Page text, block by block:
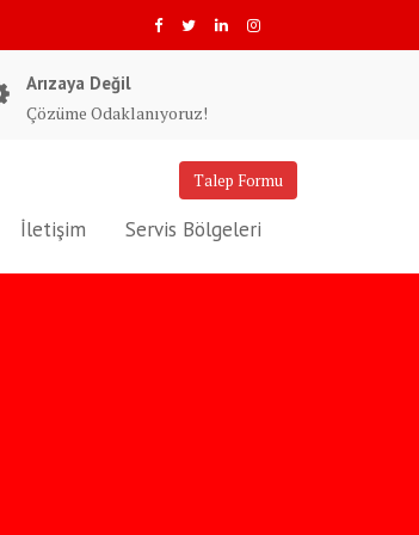
Arızaya Değil
Çözüme Odaklanıyoruz!
Talep Formu
İletişim Servis Bölgeleri